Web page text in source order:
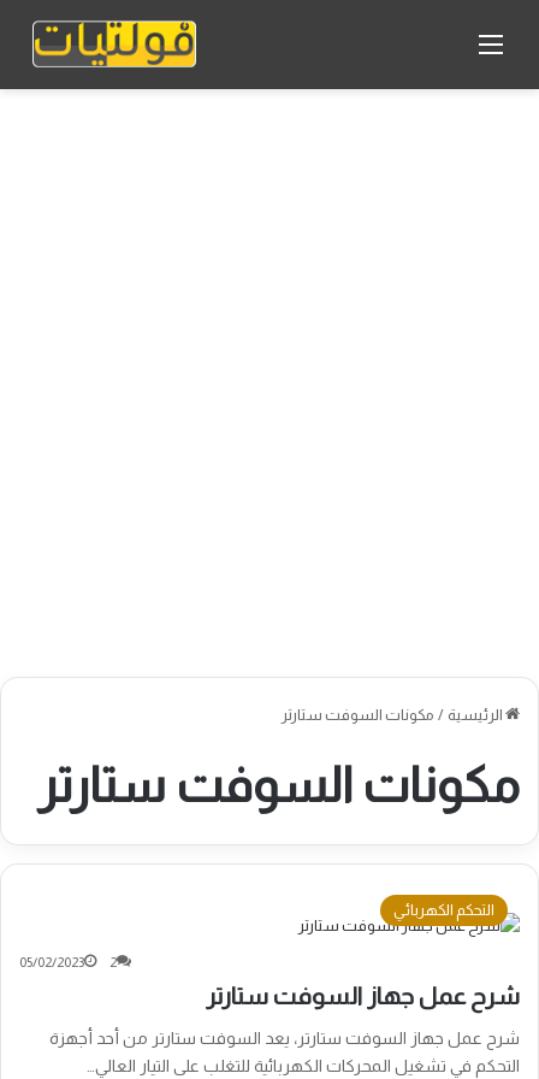
الرئيسية / مكونات السوفت ستارتر
مكونات السوفت ستارتر
التحكم الكهربائي
05/02/2023 2
شرح عمل جهاز السوفت ستارتر
شرح عمل جهاز السوفت ستارتر، يعد السوفت ستارتر من أحد أجهزة
التحكم في تشغيل المحركات الكهربائية للتغلب على التيار العالي…